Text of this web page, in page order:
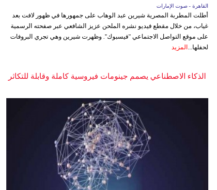
القاهرة - صوت الإمارات
أطلت المطربة المصرية شيرين عبد الوهاب على جمهورها في ظهور لافت بعد
غياب، من خلال مقطع فيديو نشره الملحن عزيز الشافعي عبر صفحته الرسمية
على موقع التواصل الاجتماعي "فيسبوك". وظهرت شيرين وهي تجري البروفات
لحفلها... المزيد
الذكاء الاصطناعي يصمم جينومات فيروسية كاملة وقابلة للتكاثر